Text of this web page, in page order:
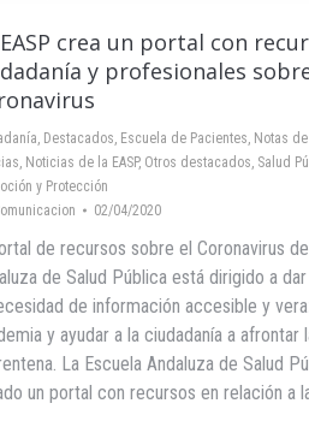
crea un portal con
y profesionales
, Destacados, Escuela de Pacientes, Notas
, Noticias de la EASP, Otros destacados, Salud
y Protección
02/04/2020
de recursos sobre el Coronavirus
de Salud Pública está dirigido a
de información accesible y
y ayudar a la ciudadanía a afrontar
La Escuela Andaluza de Salud
un portal con recursos en relación a